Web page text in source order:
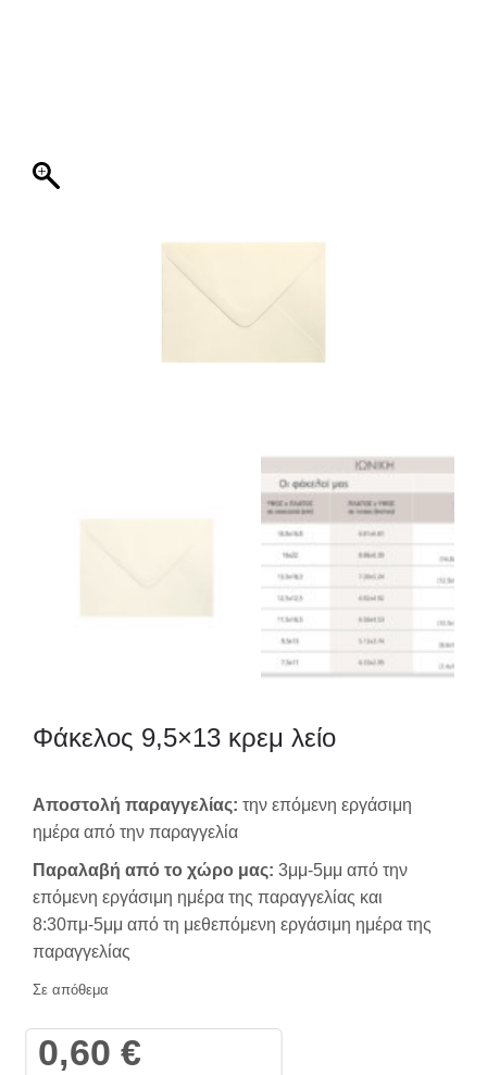
Φάκελος 9,5×13 κρεμ λείο
Αποστολή παραγγελίας: την επόμενη εργάσιμη
ημέρα από την παραγγελία
Παραλαβή από το χώρο μας: 3μμ-5μμ από την
επόμενη εργάσιμη ημέρα της παραγγελίας και
8:30πμ-5μμ από τη μεθεπόμενη εργάσιμη ημέρα της
παραγγελίας
Σε απόθεμα
0,60€